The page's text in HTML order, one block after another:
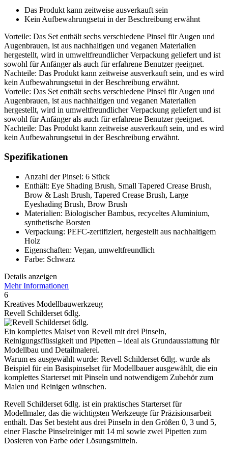
Das Produkt kann zeitweise ausverkauft sein
Kein Aufbewahrungsetui in der Beschreibung erwähnt
Vorteile: Das Set enthält sechs verschiedene Pinsel für Augen und
Augenbrauen, ist aus nachhaltigen und veganen Materialien
hergestellt, wird in umweltfreundlicher Verpackung geliefert und ist
sowohl für Anfänger als auch für erfahrene Benutzer geeignet.
Nachteile: Das Produkt kann zeitweise ausverkauft sein, und es wird
kein Aufbewahrungsetui in der Beschreibung erwähnt.
Vorteile: Das Set enthält sechs verschiedene Pinsel für Augen und
Augenbrauen, ist aus nachhaltigen und veganen Materialien
hergestellt, wird in umweltfreundlicher Verpackung geliefert und ist
sowohl für Anfänger als auch für erfahrene Benutzer geeignet.
Nachteile: Das Produkt kann zeitweise ausverkauft sein, und es wird
kein Aufbewahrungsetui in der Beschreibung erwähnt.
Spezifikationen
Anzahl der Pinsel: 6 Stück
Enthält: Eye Shading Brush, Small Tapered Crease Brush,
Brow & Lash Brush, Tapered Crease Brush, Large
Eyeshading Brush, Brow Brush
Materialien: Biologischer Bambus, recyceltes Aluminium,
synthetische Borsten
Verpackung: PEFC-zertifiziert, hergestellt aus nachhaltigem
Holz
Eigenschaften: Vegan, umweltfreundlich
Farbe: Schwarz
Details anzeigen
Mehr Informationen
6
Kreatives Modellbauwerkzeug
Revell Schilderset 6dlg.
Ein komplettes Malset von Revell mit drei Pinseln,
Reinigungsflüssigkeit und Pipetten – ideal als Grundausstattung für
Modellbau und Detailmalerei.
Warum es ausgewählt wurde: Revell Schilderset 6dlg. wurde als
Beispiel für ein Basispinselset für Modellbauer ausgewählt, die ein
komplettes Starterset mit Pinseln und notwendigem Zubehör zum
Malen und Reinigen wünschen.
Revell Schilderset 6dlg. ist ein praktisches Starterset für
Modellmaler, das die wichtigsten Werkzeuge für Präzisionsarbeit
enthält. Das Set besteht aus drei Pinseln in den Größen 0, 3 und 5,
einer Flasche Pinselreiniger mit 14 ml sowie zwei Pipetten zum
Dosieren von Farbe oder Lösungsmitteln.